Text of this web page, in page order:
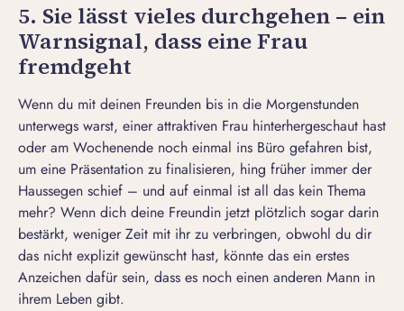
5. Sie lässt vieles durchgehen – ein
Warnsignal, dass eine Frau
fremdgeht
Wenn du mit deinen Freunden bis in die Morgenstunden
unterwegs warst, einer attraktiven Frau hinterhergeschaut hast
oder am Wochenende noch einmal ins Büro gefahren bist,
um eine Präsentation zu finalisieren, hing früher immer der
Haussegen schief – und auf einmal ist all das kein Thema
mehr? Wenn dich deine Freundin jetzt plötzlich sogar darin
bestärkt, weniger Zeit mit ihr zu verbringen, obwohl du dir
das nicht explizit gewünscht hast, könnte das ein erstes
Anzeichen dafür sein, dass es noch einen anderen Mann in
ihrem Leben gibt.